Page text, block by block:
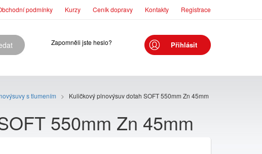
Přihlásit
podmínky Kurzy Ceník dopravy Kontakty Registrace
Zapomněli jste heslo?
s tlumením > Kuličkový plnovýsuv dotah SOFT 550mm Zn 45mm
550mm Zn 45mm